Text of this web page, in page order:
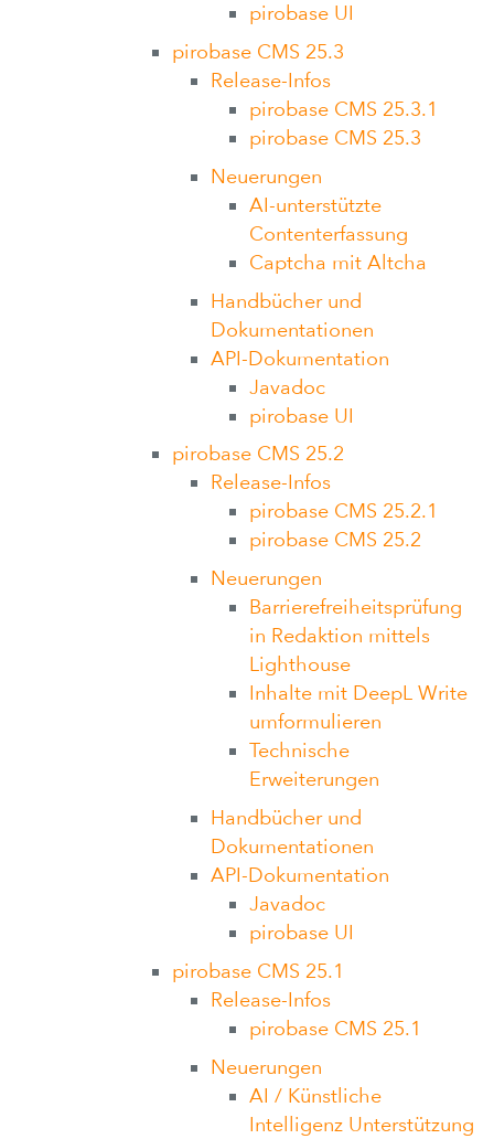
pirobase UI
pirobase CMS 25.3
Release-Infos
pirobase CMS 25.3.1
pirobase CMS 25.3
Neuerungen
AI-unterstützte
Contenterfassung
Captcha mit Altcha
Handbücher und
Dokumentationen
API-Dokumentation
Javadoc
pirobase UI
pirobase CMS 25.2
Release-Infos
pirobase CMS 25.2.1
pirobase CMS 25.2
Neuerungen
Barrierefreiheitsprüfung
in Redaktion mittels
Lighthouse
Inhalte mit DeepL Write
umformulieren
Technische
Erweiterungen
Handbücher und
Dokumentationen
API-Dokumentation
Javadoc
pirobase UI
pirobase CMS 25.1
Release-Infos
pirobase CMS 25.1
Neuerungen
AI / Künstliche
Intelligenz Unterstützung